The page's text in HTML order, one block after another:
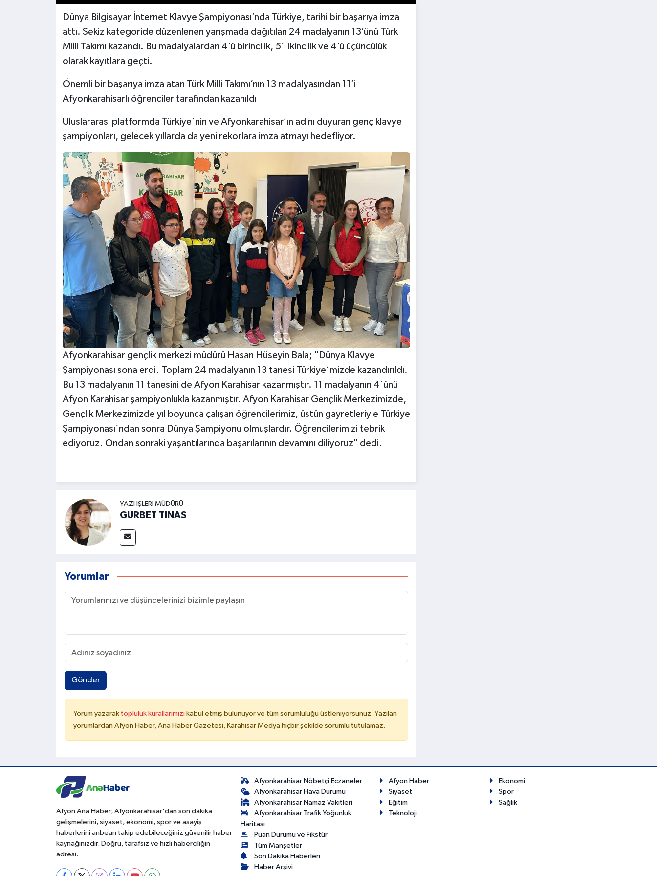
Dünya Bilgisayar İnternet Klavye Şampiyonası’nda Türkiye, tarihi bir başarıya imza
attı. Sekiz kategoride düzenlenen yarışmada dağıtılan 24 madalyanın 13’ünü Türk
Milli Takımı kazandı. Bu madalyalardan 4’ü birincilik, 5’i ikincilik ve 4’ü üçüncülük
olarak kayıtlara geçti.
Önemli bir başarıya imza atan Türk Milli Takımı’nın 13 madalyasından 11’i
Afyonkarahisarlı öğrenciler tarafından kazanıldı
Uluslararası platformda Türkiye´nin ve Afyonkarahisar’ın adını duyuran genç klavye
şampiyonları, gelecek yıllarda da yeni rekorlara imza atmayı hedefliyor.
Afyonkarahisar gençlik merkezi müdürü Hasan Hüseyin Bala; "Dünya Klavye
Şampiyonası sona erdi. Toplam 24 madalyanın 13 tanesi Türkiye´mizde kazandırıldı.
Bu 13 madalyanın 11 tanesini de Afyon Karahisar kazanmıştır. 11 madalyanın 4´ünü
Afyon Karahisar şampiyonlukla kazanmıştır. Afyon Karahisar Gençlik Merkezimizde,
Gençlik Merkezimizde yıl boyunca çalışan öğrencilerimiz, üstün gayretleriyle Türkiye
Şampiyonası´ndan sonra Dünya Şampiyonu olmuşlardır. Öğrencilerimizi tebrik
ediyoruz. Ondan sonraki yaşantılarında başarılarının devamını diliyoruz" dedi.
YAZI İŞLERI MÜDÜRÜ
GURBET TINAS
Yorumlar
Gönder
Yorum yazarak topluluk kurallarımızı kabul etmiş bulunuyor ve tüm sorumluluğu üstleniyorsunuz. Yazılan
yorumlardan Afyon Haber, Ana Haber Gazetesi, Karahisar Medya hiçbir şekilde sorumlu tutulamaz.
Afyon Ana Haber; Afyonkarahisar'dan son dakika
gelişmelerini, siyaset, ekonomi, spor ve asayiş
haberlerini anbean takip edebileceğiniz güvenilir haber
kaynağınızdır. Doğru, tarafsız ve hızlı haberciliğin
adresi.
Afyonkarahisar Nöbetçi Eczaneler
Afyonkarahisar Hava Durumu
Afyonkarahisar Namaz Vakitleri
Afyonkarahisar Trafik Yoğunluk
Haritası
Puan Durumu ve Fikstür
Tüm Manşetler
Son Dakika Haberleri
Haber Arşivi
Afyon Haber
Ekonomi
Siyaset
Spor
Eğitim
Sağlık
Teknoloji